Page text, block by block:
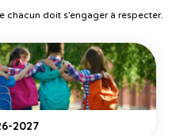
chacun doit s’engager à respecter.
2027